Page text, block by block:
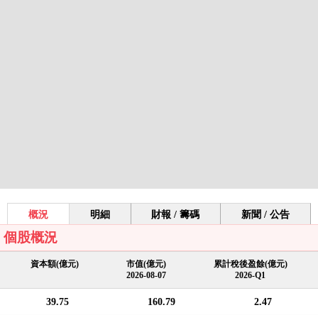
概況 明細 財報 / 籌碼 新聞 / 公告
個股概況
資本額(億元)
市值(億元)
2026-08-07
累計稅後盈餘(億元)
2026-Q1
39.75 160.79 2.47